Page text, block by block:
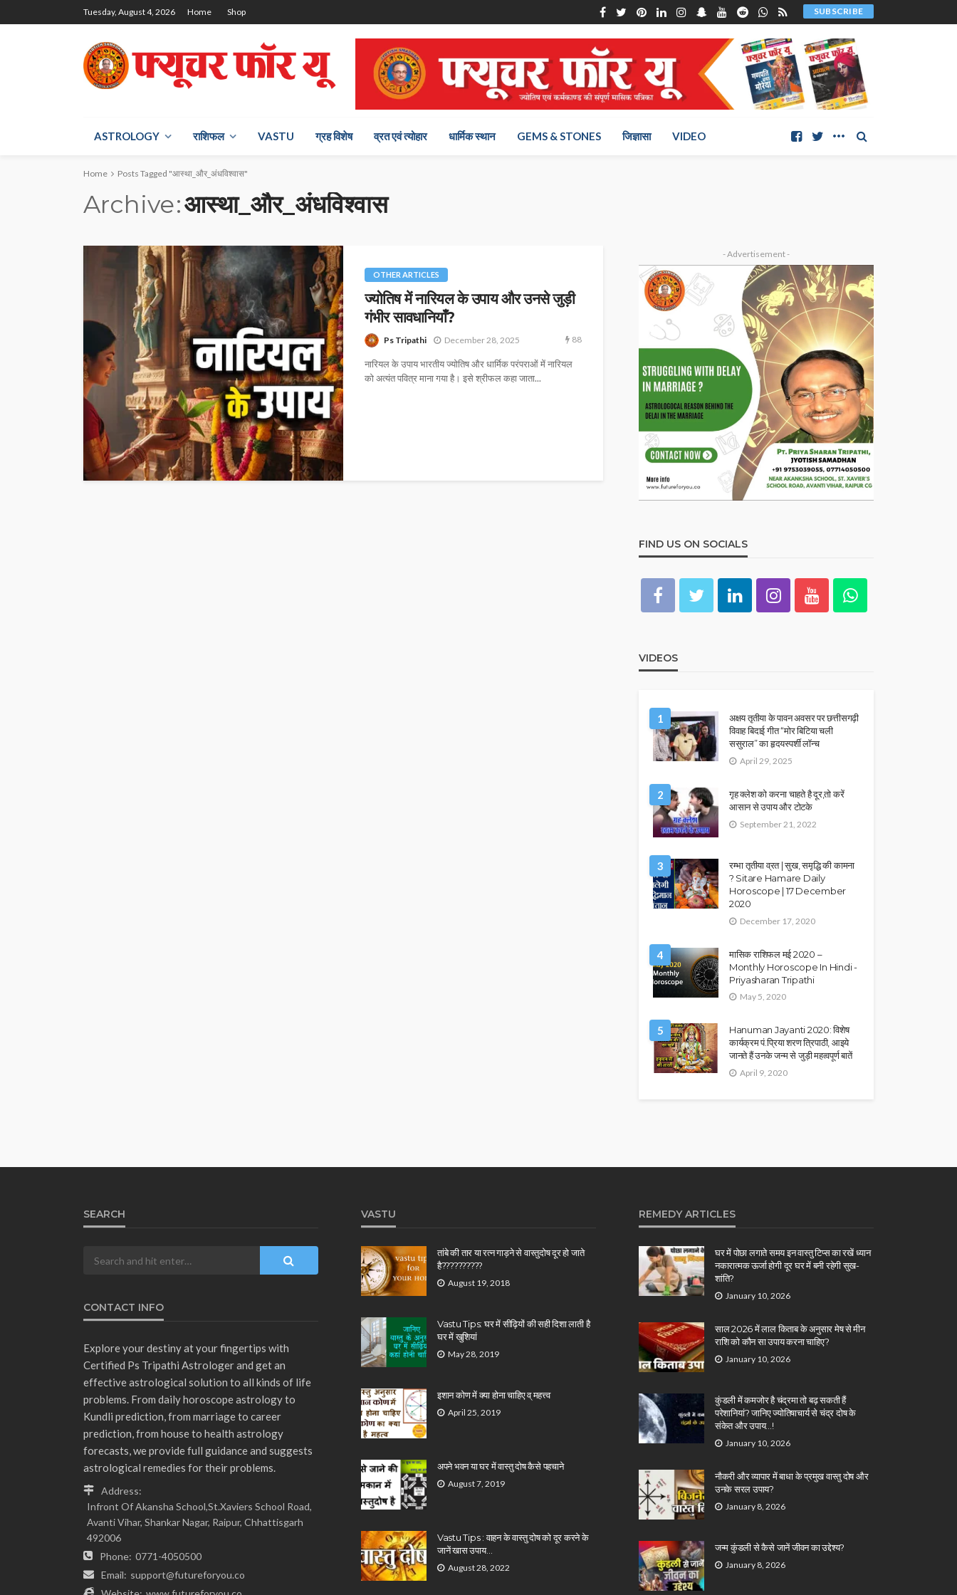
Tuesday, August 4, 2026 Home Shop SUBSCRIBE
ASTROLOGY राश‍िफल VASTU ग्रह विशेष व्रत एवं त्योहार धार्मिक स्थान GEMS & STONES जिज्ञासा VIDEO
Home Posts Tagged "आस्था_और_अंधविश्वास"
Archive आस्था_और_अंधविश्वास
OTHER ARTICLES
ज्योतिष में नारियल के उपाय और उनसे जुड़ी
गंभीर सावधानियाँ?
Ps Tripathi December 28, 2025 88
नारियल के उपाय भारतीय ज्योतिष और धार्मिक परंपराओं में नारियल
को अत्यंत पवित्र माना गया है। इसे श्रीफल कहा जाता...
- Advertisement -
FIND US ON SOCIALS
VIDEOS
1
अक्षय तृतीया के पावन अवसर पर छत्तीसगढ़ी
विवाह बिदाई गीत “मोर बिटिया चली
ससुराल” का हृदयस्पर्शी लॉन्च
April 29, 2025
2
गृह क्लेश को करना चाहते है दूर,तो करें
आसान से उपाय और टोटके
September 21, 2022
3
रम्भा तृतीया व्रत | सुख, समृद्धि की कामना
? Sitare Hamare Daily
Horoscope | 17 December
2020
December 17, 2020
4
मासिक राशिफल मई 2020 –
Monthly Horoscope In Hindi -
Priyasharan Tripathi
May 5, 2020
5
Hanuman Jayanti 2020: विशेष
कार्यक्रम पं.प्रिया शरण त्रिपाठी, आइये
जानते हैं उनके जन्म से जुड़ी महत्वपूर्ण बातें
April 9, 2020
SEARCH
CONTACT INFO
Explore your destiny at your fingertips with
Certified Ps Tripathi Astrologer and get an
effective astrological solution to all kinds of life
problems. From daily horoscope astrology to
Kundli prediction, from marriage to career
prediction, from house to health astrology
forecasts, we provide full guidance and suggests
astrological remedies for their problems.
Address:
Infront Of Akansha School,St.Xaviers School Road,
Avanti Vihar, Shankar Nagar, Raipur, Chhattisgarh
492006
Phone: 0771-4050500
Email: support@futureforyou.co
VASTU
तांबे की तार या रत्न गाड़ने से वास्तुदोष दूर हो जाते
है??????????
August 19, 2018
Vastu Tips: घर में सीढ़ियों की सही दिशा लाती है
घर में खुशियां
May 28, 2019
इशान कोण में क्या होना चाहिए व् महत्त्व
April 25, 2019
अपने भवन या घर में वास्तु दोष कैसे पहचाने
August 7, 2019
Vastu Tips : वाहन के वास्तु दोष को दूर करने के
जानें खास उपाय…
August 28, 2022
REMEDY ARTICLES
घर में पोछा लगाते समय इन वास्तु टिप्स का रखें ध्यान
नकारात्मक ऊर्जा होगी दूर घर में बनी रहेगी सुख-
शांति?
January 10, 2026
साल 2026 में लाल किताब के अनुसार मेष से मीन
राशि को कौन सा उपाय करना चाहिए?
January 10, 2026
कुंडली में कमजोर है चंद्रमा तो बढ़ सकती हैं
परेशानियां? जानिए ज्योतिषाचार्य से चंद्र दोष के
संकेत और उपाय…!
January 10, 2026
नौकरी और व्यापार में बाधा के प्रमुख वास्तु दोष और
उनके सरल उपाय?
January 8, 2026
जन्म कुंडली से कैसे जानें जीवन का उद्देश्य?
January 8, 2026